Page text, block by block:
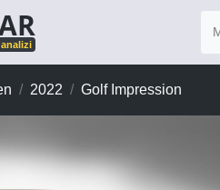
2022 Golf Impression